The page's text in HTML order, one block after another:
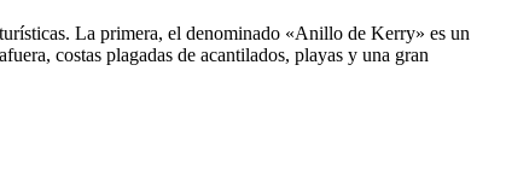
La primera, el denominado «Anillo de Kerry» es un
costas plagadas de acantilados, playas y una gran